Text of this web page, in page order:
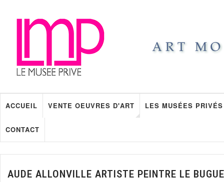
ACCUEIL VENTE OEUVRES D'ART LES MUSÉES PRIVÉS
CONTACT
AUDE ALLONVILLE ARTISTE PEINTRE LE BUGUE